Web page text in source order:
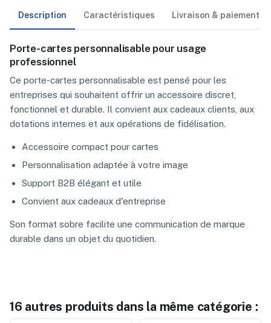
Description Caractéristiques Livraison & paiement
Porte-cartes personnalisable pour usage
professionnel
Ce porte-cartes personnalisable est pensé pour les
entreprises qui souhaitent offrir un accessoire discret,
fonctionnel et durable. Il convient aux cadeaux clients, aux
dotations internes et aux opérations de fidélisation.
Accessoire compact pour cartes
Personnalisation adaptée à votre image
Support B2B élégant et utile
Convient aux cadeaux d'entreprise
Son format sobre facilite une communication de marque
durable dans un objet du quotidien.
16 autres produits dans la même catégorie :